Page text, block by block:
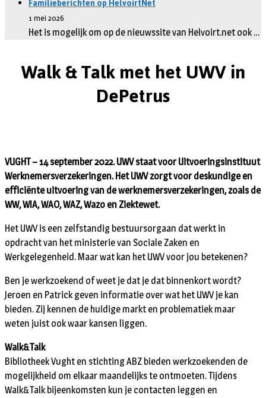
Familieberichten op HelvoirtNet
1 mei 2026
Het is mogelijk om op de nieuwssite van Helvoirt.net ook …
Walk & Talk met het UWV in
DePetrus
VUGHT – 14 september 2022. UWV staat voor Uitvoeringsinstituut
Werknemersverzekeringen. Het UWV zorgt voor deskundige en
efficiënte uitvoering van de werknemersverzekeringen, zoals de
WW, WIA, WAO, WAZ, Wazo en Ziektewet.
Het UWV is een zelfstandig bestuursorgaan dat werkt in
opdracht van het ministerie van Sociale Zaken en
Werkgelegenheid. Maar wat kan het UWV voor jou betekenen?
Ben je werkzoekend of weet je dat je dat binnenkort wordt?
Jeroen en Patrick geven informatie over wat het UWV je kan
bieden. Zij kennen de huidige markt en problematiek maar
weten juist ook waar kansen liggen.
Walk&Talk
Bibliotheek Vught en stichting ABZ bieden werkzoekenden de
mogelijkheid om elkaar maandelijks te ontmoeten. Tijdens
Walk&Talk bijeenkomsten kun je contacten leggen en